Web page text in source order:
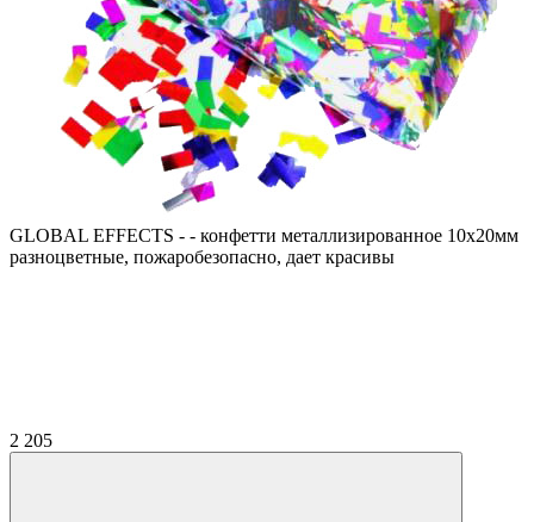
GLOBAL EFFECTS - - конфетти металлизированное 10х20мм
разноцветные, пожаробезопасно, дает красивы
2 205